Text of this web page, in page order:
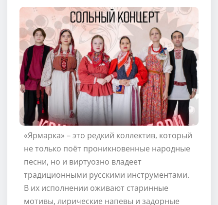
«Ярмарка» – это редкий коллектив, который
не только поёт проникновенные народные
песни, но и виртуозно владеет
традиционными русскими инструментами.
В их исполнении оживают старинные
мотивы, лирические напевы и задорные